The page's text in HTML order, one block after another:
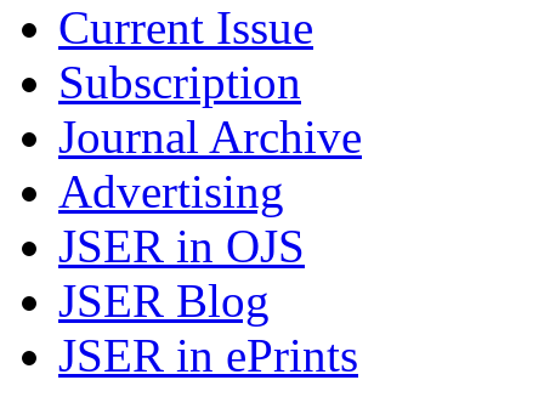
Current Issue
Subscription
Journal Archive
Advertising
JSER in OJS
JSER Blog
JSER in ePrints